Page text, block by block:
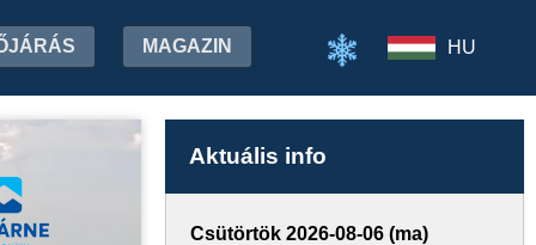
MAGAZIN HU
Aktuális info
Csütörtök 2026-08-06 (ma)